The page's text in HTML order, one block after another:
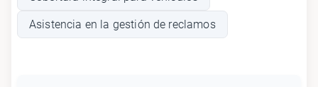
Asistencia en la gestión de reclamos